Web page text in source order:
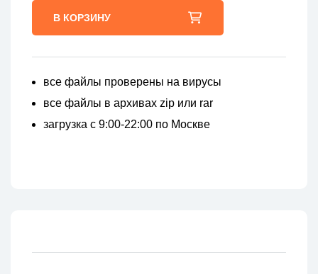
В КОРЗИНУ
все файлы проверены на вирусы
все файлы в архивах zip или rar
загрузка с 9:00-22:00 по Москве